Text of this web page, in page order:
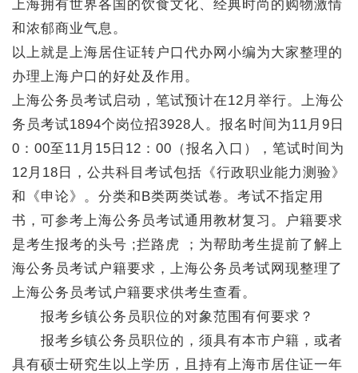
上海拥有世界各国的饮食文化、经典时尚的购物激情
和浓郁商业气息。
以上就是上海居住证转户口代办网小编为大家整理的
办理上海户口的好处及作用。
上海公务员考试启动，笔试预计在12月举行。上海公
务员考试1894个岗位招3928人。报名时间为11月9日
0：00至11月15日12：00（报名入口），笔试时间为
12月18日，公共科目考试包括《行政职业能力测验》
和《申论》。分类和B类两类试卷。考试不指定用
书，可参考上海公务员考试通用教材复习。户籍要求
是考生报考的头号 ;拦路虎 ；为帮助考生提前了解上
海公务员考试户籍要求，上海公务员考试网现整理了
上海公务员考试户籍要求供考生查看。
报考乡镇公务员职位的对象范围有何要求？
报考乡镇公务员职位的，须具有本市户籍，或者
具有硕士研究生以上学历，且持有上海市居住证一年